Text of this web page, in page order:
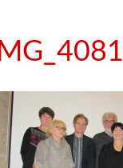
IMG_4081